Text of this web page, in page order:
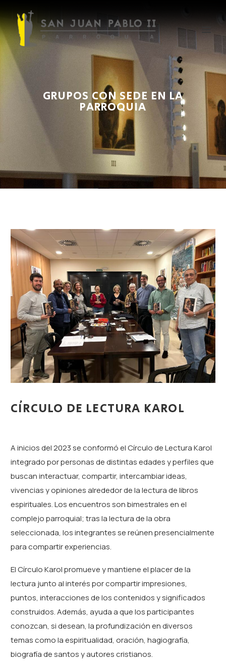
GRUPOS CON SEDE EN LA
PARROQUIA
CÍRCULO DE LECTURA KAROL
A inicios del 2023 se conformó el Círculo de Lectura Karol
integrado por personas de distintas edades y perfiles que
buscan interactuar, compartir, intercambiar ideas,
vivencias y opiniones alrededor de la lectura de libros
espirituales. Los encuentros son bimestrales en el
complejo parroquial; tras la lectura de la obra
seleccionada, los integrantes se reúnen presencialmente
para compartir experiencias.
El Círculo Karol promueve y mantiene el placer de la
lectura junto al interés por compartir impresiones,
puntos, interacciones de los contenidos y significados
construidos. Además, ayuda a que los participantes
conozcan, si desean, la profundización en diversos
temas como la espiritualidad, oración, hagiografía,
biografía de santos y autores cristianos.